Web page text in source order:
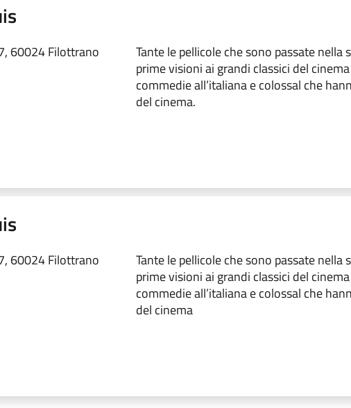
60024 Filottrano
Tante le pellicole che sono passate nella
prime visioni ai grandi classici del
commedie all’italiana e colossal che
del cinema.
60024 Filottrano
Tante le pellicole che sono passate nella
prime visioni ai grandi classici del
commedie all’italiana e colossal che
del cinema